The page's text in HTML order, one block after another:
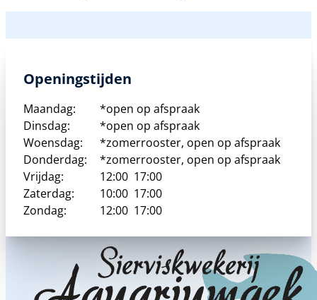
Openingstijden
Maandag:
*open op afspraak
Dinsdag:
*open op afspraak
Woensdag:
*zomerrooster, open op afspraak
Donderdag:
*zomerrooster, open op afspraak
Vrijdag:
12:00 17:00
Zaterdag:
10:00 17:00
Zondag:
12:00 17:00